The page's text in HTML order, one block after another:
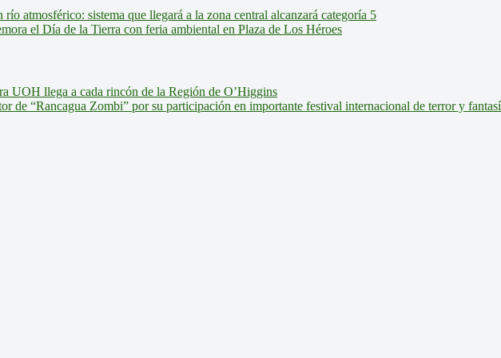
atmosférico: sistema que llegará a la zona central alcanzará categoría 5
el Día de la Tierra con feria ambiental en Plaza de Los Héroes
UOH llega a cada rincón de la Región de O’Higgins
de “Rancagua Zombi” por su participación en importante festival internacional de terror y